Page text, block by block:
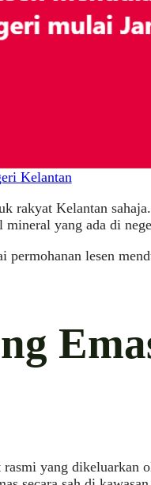
Kelantan
rakyat Kelantan
yang ada di
lesen
yang dikeluarkan